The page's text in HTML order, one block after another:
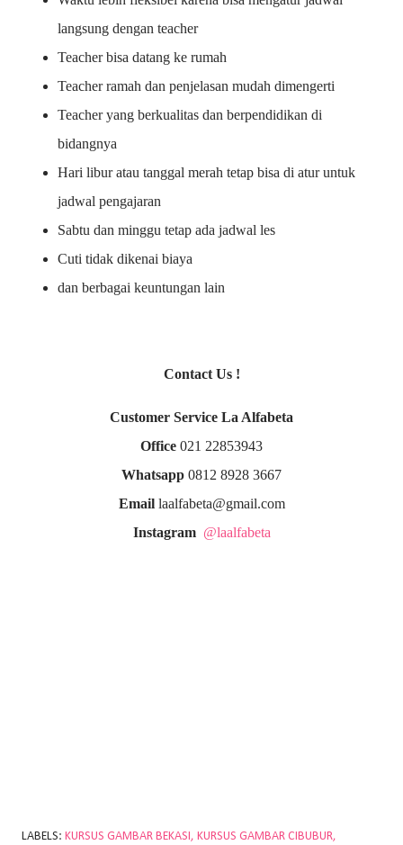
langsung dengan teacher
Teacher bisa datang ke rumah
Teacher ramah dan penjelasan mudah dimengerti
Teacher yang berkualitas dan berpendidikan di
bidangnya
Hari libur atau tanggal merah tetap bisa di atur untuk
jadwal pengajaran
Sabtu dan minggu tetap ada jadwal les
Cuti tidak dikenai biaya
dan berbagai keuntungan lain
Contact Us !
Customer Service La Alfabeta
Office 021 22853943
Whatsapp 0812 8928 3667
Emaillaalfabeta@gmail.com
Instagram @laalfabeta
LABELS: KURSUS GAMBAR BEKASI KURSUS GAMBAR CIBUBUR